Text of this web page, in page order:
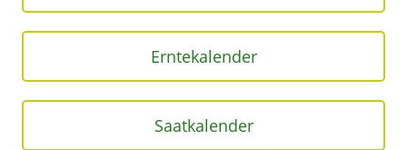
Erntekalender
Saatkalender